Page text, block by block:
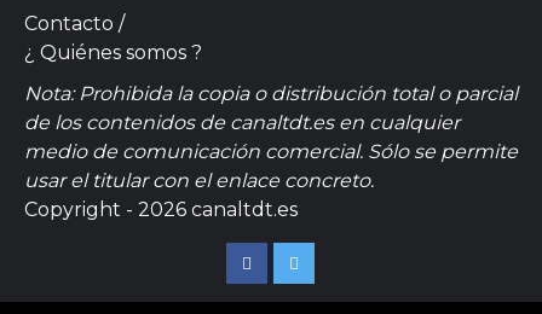
Contacto /
¿ Quiénes somos ?
Nota: Prohibida la copia o distribución total o parcial
de los contenidos de canaltdt.es en cualquier
medio de comunicación comercial. Sólo se permite
usar el titular con el enlace concreto.
Copyright - 2026 canaltdt.es
FacebookTwitter